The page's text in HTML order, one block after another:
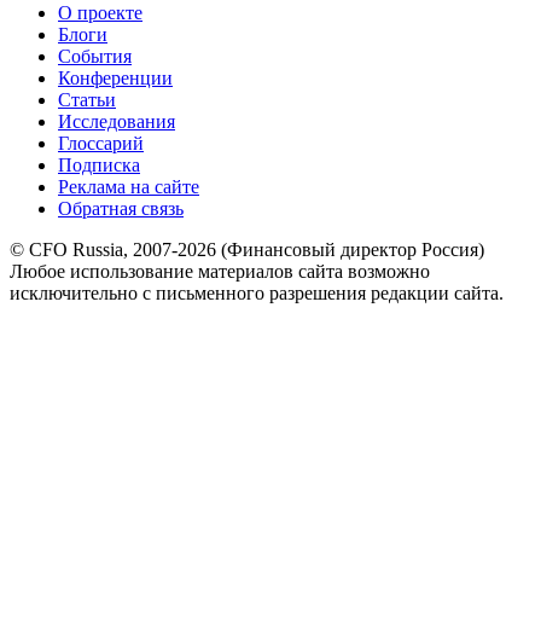
О проекте
Блоги
События
Конференции
Статьи
Исследования
Глоссарий
Подписка
Реклама на сайте
Обратная связь
© CFO Russia, 2007-2026 (Финансовый директор Россия)
Любое использование материалов сайта возможно
исключительно с письменного разрешения редакции сайта.